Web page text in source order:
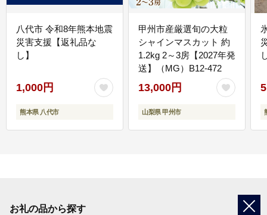
八代市 令和8年熊本地震
災害支援【返礼品な
し】
1,000円
熊本県 八代市
甲州市産厳選旬の大粒
シャインマスカット 約
1.2kg 2～3房【2027年発
送】（MG）B12-472
13,000円
山梨県 甲州市
お礼の品から探す